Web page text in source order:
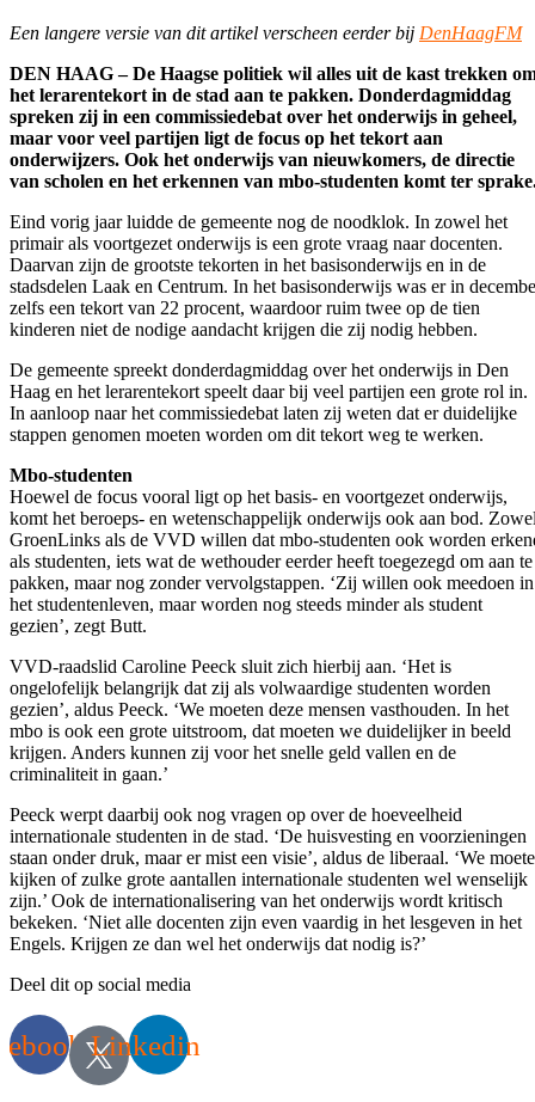
Een langere versie van dit artikel verscheen eerder bij DenHaagFM
DEN HAAG – De Haagse politiek wil alles uit de kast trekken
het lerarentekort in de stad aan te pakken. Donderdagmiddag
spreken zij in een commissiedebat over het onderwijs in geheel,
maar voor veel partijen ligt de focus op het tekort aan
onderwijzers. Ook het onderwijs van nieuwkomers, de directie
van scholen en het erkennen van mbo-studenten komt ter
Eind vorig jaar luidde de gemeente nog de noodklok. In zowel het
primair als voortgezet onderwijs is een grote vraag naar docenten.
Daarvan zijn de grootste tekorten in het basisonderwijs en in de
stadsdelen Laak en Centrum. In het basisonderwijs was er in
zelfs een tekort van 22 procent, waardoor ruim twee op de tien
kinderen niet de nodige aandacht krijgen die zij nodig hebben.
De gemeente spreekt donderdagmiddag over het onderwijs in Den
Haag en het lerarentekort speelt daar bij veel partijen een grote rol in.
In aanloop naar het commissiedebat laten zij weten dat er duidelijke
stappen genomen moeten worden om dit tekort weg te werken.
Mbo-studenten
Hoewel de focus vooral ligt op het basis- en voortgezet onderwijs,
komt het beroeps- en wetenschappelijk onderwijs ook aan bod.
GroenLinks als de VVD willen dat mbo-studenten ook worden
als studenten, iets wat de wethouder eerder heeft toegezegd om aan te
pakken, maar nog zonder vervolgstappen. ‘Zij willen ook meedoen in
het studentenleven, maar worden nog steeds minder als student
gezien’, zegt Butt.
VVD-raadslid Caroline Peeck sluit zich hierbij aan. ‘Het is
ongelofelijk belangrijk dat zij als volwaardige studenten worden
gezien’, aldus Peeck. ‘We moeten deze mensen vasthouden. In het
mbo is ook een grote uitstroom, dat moeten we duidelijker in beeld
krijgen. Anders kunnen zij voor het snelle geld vallen en de
criminaliteit in gaan.’
Peeck werpt daarbij ook nog vragen op over de hoeveelheid
internationale studenten in de stad. ‘De huisvesting en voorzieningen
staan onder druk, maar er mist een visie’, aldus de liberaal. ‘We
kijken of zulke grote aantallen internationale studenten wel wenselijk
zijn.’ Ook de internationalisering van het onderwijs wordt kritisch
bekeken. ‘Niet alle docenten zijn even vaardig in het lesgeven in het
Engels. Krijgen ze dan wel het onderwijs dat nodig is?’
Deel dit op social media
Linkedin